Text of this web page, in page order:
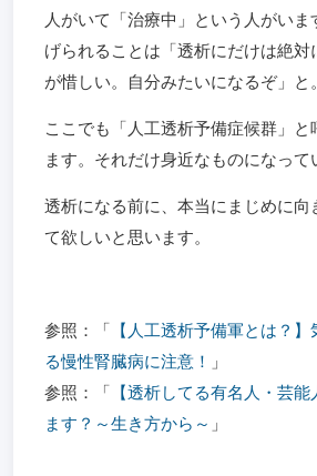
人がいて「治療中」という人がいま
げられることは「透析にだけは絶対
が惜しい。自分みたいになるぞ」と。
ここでも「人工透析予備症候群」と
ます。それだけ身近なものになって
透析になる前に、本当にまじめに向
て欲しいと思います。
参照：「 【人工透析予備軍とは？
る慢性腎臓病に注意！
」
参照：「 【透析してる有名人・芸
ます？～生き方から～ 」